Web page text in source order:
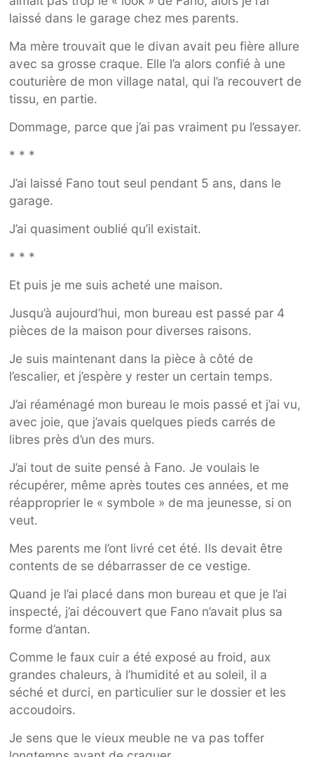
laissé dans le garage chez mes parents.
Ma mère trouvait que le divan avait peu fière allure
avec sa grosse craque. Elle l’a alors confié à une
couturière de mon village natal, qui l’a recouvert de
tissu, en partie.
Dommage, parce que j’ai pas vraiment pu l’essayer.
* * *
J’ai laissé Fano tout seul pendant 5 ans, dans le
garage.
J’ai quasiment oublié qu’il existait.
* * *
Et puis je me suis acheté une maison.
Jusqu’à aujourd’hui, mon bureau est passé par 4
pièces de la maison pour diverses raisons.
Je suis maintenant dans la pièce à côté de
l’escalier, et j’espère y rester un certain temps.
J’ai réaménagé mon bureau le mois passé et j’ai vu,
avec joie, que j’avais quelques pieds carrés de
libres près d’un des murs.
J’ai tout de suite pensé à Fano. Je voulais le
récupérer, même après toutes ces années, et me
réapproprier le « symbole » de ma jeunesse, si on
veut.
Mes parents me l’ont livré cet été. Ils devait être
contents de se débarrasser de ce vestige.
Quand je l’ai placé dans mon bureau et que je l’ai
inspecté, j’ai découvert que Fano n’avait plus sa
forme d’antan.
Comme le faux cuir a été exposé au froid, aux
grandes chaleurs, à l’humidité et au soleil, il a
séché et durci, en particulier sur le dossier et les
accoudoirs.
Je sens que le vieux meuble ne va pas toffer